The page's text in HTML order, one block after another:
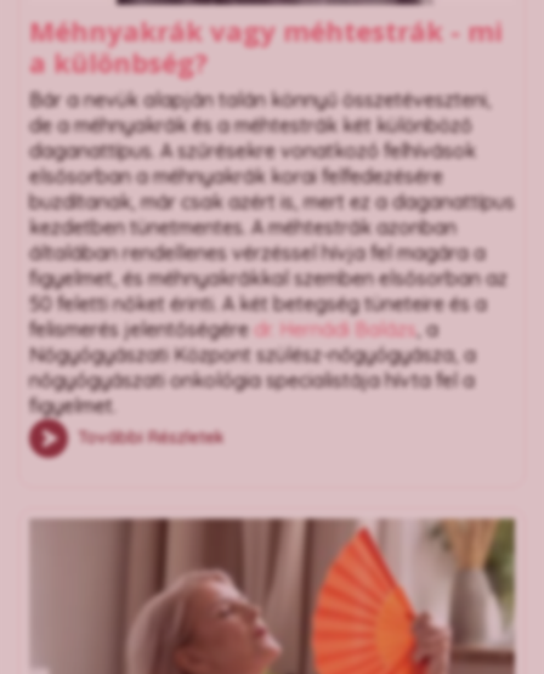
Méhnyakrák vagy méhtestrák - mi
a különbség?
Bár a nevük alapján talán könnyű összetéveszteni,
de a méhnyakrák és a méhtestrák két különböző
daganattípus. A szűrésekre vonatkozó felhívások
elsősorban a méhnyakrák korai felfedezésére
buzdítanak, már csak azért is, mert ez a daganattípus
kezdetben tünetmentes. A méhtestrák azonban
általában rendellenes vérzéssel hívja fel magára a
figyelmet, és méhnyakrákkal szemben elsősorban az
50 feletti nőket érinti. A két betegség tüneteire és a
felismerés jelentőségére dr. Hernádi Balázs, a
Nőgyógyászati Központ szülész-nőgyógyásza, a
nőgyógyászati onkológia specialistája hívta fel a
figyelmet.
További Részletek